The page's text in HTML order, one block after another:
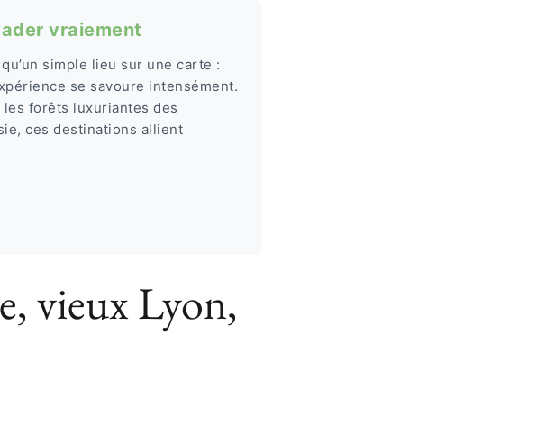
vraiement
simple lieu sur une carte :
se savoure intensément.
les forêts luxuriantes des
ces destinations allient
vieux Lyon,